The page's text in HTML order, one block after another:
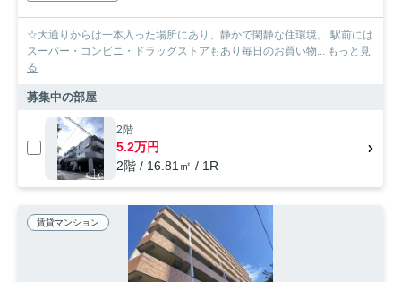
☆大通りからは一本入った場所にあり、静かで閑静な住環境。 駅前には
スーパー・コンビニ・ドラッグストアもあり毎日のお買い物... もっと見
る
募集中の部屋
2階
5.2万円
2階 / 16.81㎡ / 1R
賃貸マンション